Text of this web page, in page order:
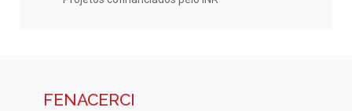
FENACERCI